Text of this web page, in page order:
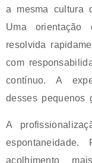
a mesma cultura
Uma orientação
resolvida
com
contínuo. A
desses pequenos
A
acolhimento